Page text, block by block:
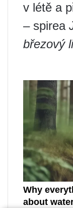
v létě a
– spirea
březový